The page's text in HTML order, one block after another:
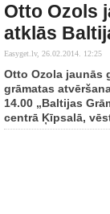
Otto Ozols
atklās
Easyget.lv, 26.02.2014. 12:25
Otto Ozola jaunās
grāmatas
14.00 „Baltijas
centrā Ķīpsalā,